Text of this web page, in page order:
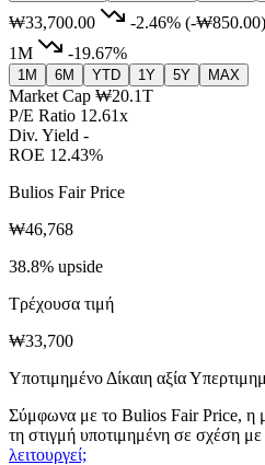
₩33,700.00 -2.46% (-₩850.00)
1M
-19.67%
1M 6M YTD 1Y 5Y MAX
Market Cap ₩20.1T
P/E Ratio 12.61x
Div. Yield -
ROE 12.43%
Bulios Fair Price
₩46,768
38.8% upside
Τρέχουσα τιμή
₩33,700
Υποτιμημένο Δίκαιη αξία
Σύμφωνα με το Bulios Fair Price, η
τη στιγμή υποτιμημένη σε σχέση με
λειτουργεί;